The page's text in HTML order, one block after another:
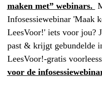
maken met” webinars.
Infosessiewebinar 'Maak
LeesVoor!' iets voor jou?
past & krijgt gebundelde
LeesVoor!-gratis
voor de